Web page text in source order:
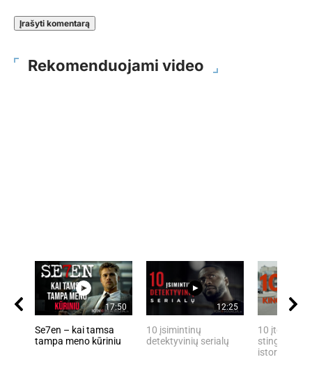
Rekomenduojami video
17:50
Se7en – kai tamsa
tampa meno kūriniu
12:25
10 įsimintinų
detektyvinių serialų
10 įtemptų,
stingdančių
istorijų